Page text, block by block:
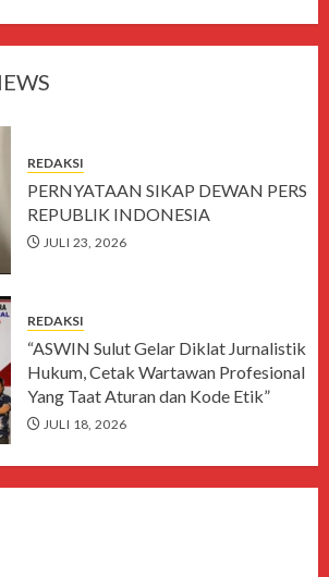
REDAKSI
PERNYATAAN SIKAP DEWAN PERS
REPUBLIK INDONESIA
JULI 23, 2026
REDAKSI
“ASWIN Sulut Gelar Diklat Jurnalistik
Hukum, Cetak Wartawan Profesional
Yang Taat Aturan dan Kode Etik”
JULI 18, 2026